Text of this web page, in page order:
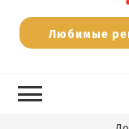
Любимые